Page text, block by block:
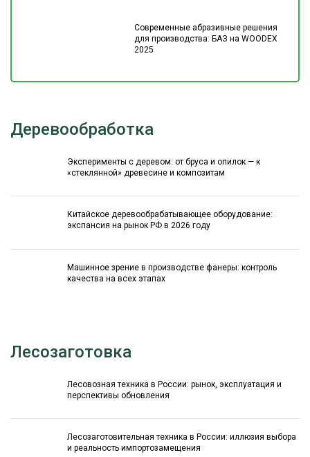
Современные абразивные решения
для производства: БАЗ на WOODEX
2025
Деревообработка
Эксперименты с деревом: от бруса и опилок — к
«стеклянной» древесине и композитам
Китайское деревообрабатывающее оборудование:
экспансия на рынок РФ в 2026 году
Машинное зрение в производстве фанеры: контроль
качества на всех этапах
Лесозаготовка
Лесовозная техника в России: рынок, эксплуатация и
перспективы обновления
Лесозаготовительная техника в России: иллюзия выбора
и реальность импортозамещения